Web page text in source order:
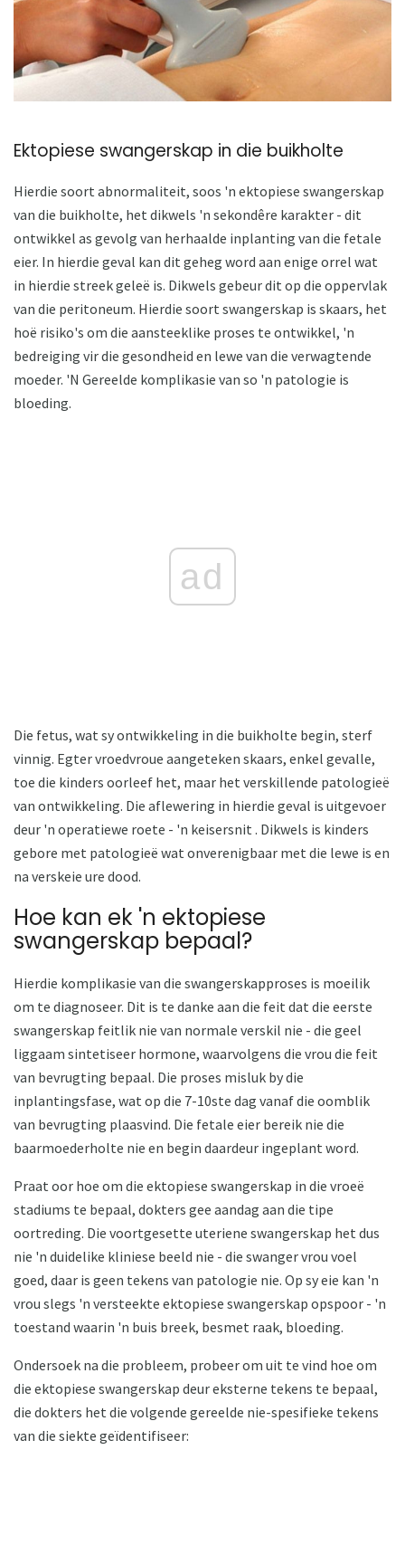
Ektopiese swangerskap in die buikholte
Hierdie soort abnormaliteit, soos 'n ektopiese swangerskap
van die buikholte, het dikwels 'n sekondêre karakter - dit
ontwikkel as gevolg van herhaalde inplanting van die fetale
eier. In hierdie geval kan dit geheg word aan enige orrel wat
in hierdie streek geleë is. Dikwels gebeur dit op die oppervlak
van die peritoneum. Hierdie soort swangerskap is skaars, het
hoë risiko's om die aansteeklike proses te ontwikkel, 'n
bedreiging vir die gesondheid en lewe van die verwagtende
moeder. 'N Gereelde komplikasie van so 'n patologie is
bloeding.
ad
Die fetus, wat sy ontwikkeling in die buikholte begin, sterf
vinnig. Egter vroedvroue aangeteken skaars, enkel gevalle,
toe die kinders oorleef het, maar het verskillende patologieë
van ontwikkeling. Die aflewering in hierdie geval is uitgevoer
deur 'n operatiewe roete - 'n keisersnit . Dikwels is kinders
gebore met patologieë wat onverenigbaar met die lewe is en
na verskeie ure dood.
Hoe kan ek 'n ektopiese
swangerskap bepaal?
Hierdie komplikasie van die swangerskapproses is moeilik
om te diagnoseer. Dit is te danke aan die feit dat die eerste
swangerskap feitlik nie van normale verskil nie - die geel
liggaam sintetiseer hormone, waarvolgens die vrou die feit
van bevrugting bepaal. Die proses misluk by die
inplantingsfase, wat op die 7-10ste dag vanaf die oomblik
van bevrugting plaasvind. Die fetale eier bereik nie die
baarmoederholte nie en begin daardeur ingeplant word.
Praat oor hoe om die ektopiese swangerskap in die vroeë
stadiums te bepaal, dokters gee aandag aan die tipe
oortreding. Die voortgesette uteriene swangerskap het dus
nie 'n duidelike kliniese beeld nie - die swanger vrou voel
goed, daar is geen tekens van patologie nie. Op sy eie kan 'n
vrou slegs 'n versteekte ektopiese swangerskap opspoor - 'n
toestand waarin 'n buis breek, besmet raak, bloeding.
Ondersoek na die probleem, probeer om uit te vind hoe om
die ektopiese swangerskap deur eksterne tekens te bepaal,
die dokters het die volgende gereelde nie-spesifieke tekens
van die siekte geïdentifiseer: